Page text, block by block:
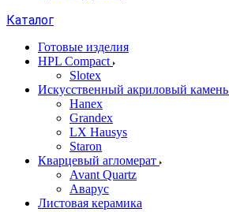
Каталог
Готовые изделия
HPL Compact
Slotex
Искусственный акриловый камень
Hanex
Grandex
LX Hausys
Staron
Кварцевый агломерат
Avant Quartz
Аварус
Листовая керамика